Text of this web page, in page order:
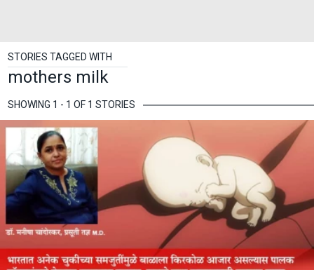
STORIES TAGGED WITH
mothers milk
SHOWING 1 - 1 OF 1 STORIES